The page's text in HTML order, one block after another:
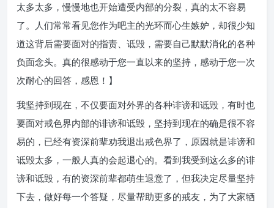
太多太多，慢慢地也开始遭受内部的分裂，真的太不容易
了。人们常常看见您作为吧主的光环而心生嫉妒，却很少知
道这背后需要面对的指责、诋毁，需要自己默默消化的各种
负面念头。真的很感动于您一直以来的坚持，感动于您一次
次耐心的回答，感恩！】
我坚持到现在，不仅要面对外界的各种诽谤和诋毁，有时也
要面对戒色界内部的诽谤和诋毁，坚持到现在的确是很不容
易的，已经有资深前辈劝我退出戒色界了，原因就是诽谤和
诋毁太多，一般人真的会起退心的。看到我受到这么多的诽
谤和诋毁，有的资深前辈都萌生退意了，但我决定尽量坚持
下去，做好每一个答疑，尽量帮助更多的戒友，为了大家牺